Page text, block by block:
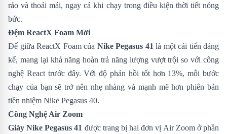
ráo và thoải mái, ngay cả khi chạy trong điều kiện thời tiết nóng
bức.
Đệm ReactX Foam Mới
Đế giữa ReactX Foam của Nike Pegasus 41 là một cải tiến đáng
kể, mang lại khả năng hoàn trả năng lượng vượt trội so với công
nghệ React trước đây. Với độ phản hồi tốt hơn 13%, mỗi bước
chạy của bạn sẽ trở nên nhẹ nhàng và mạnh mẽ hơn phiên bản
tiền nhiệm Nike Pegasus 40.
Công Nghệ Air Zoom
Giày Nike Pegasus 41 được trang bị hai đơn vị Air Zoom ở phần